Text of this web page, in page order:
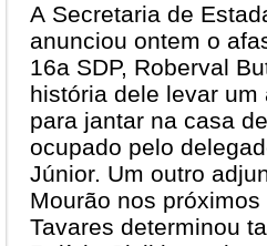
A Secretaria de
anunciou ontem o
16a SDP, Roberval
história dele levar
para jantar na casa
ocupado pelo
Júnior. Um outro
Mourão nos
Tavares determinou